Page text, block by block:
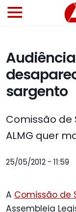
sargento
Comissão de
ALMG quer
25/05/2012 - 11:59
A Comissão de
Assembleia